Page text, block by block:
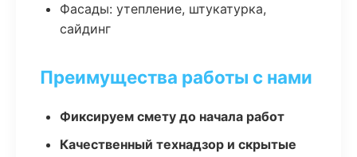
Фасады: утепление, штукатурка,
сайдинг
Преимущества работы с нами
Фиксируем смету до начала работ
Качественный технадзор и скрытые